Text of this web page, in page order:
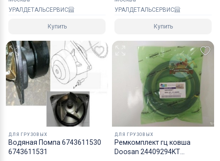
УРАЛДЕТАЛЬСЕРВИС
Купить
УРАЛДЕТАЛЬСЕРВИС
Купить
ДЛЯ ГРУЗОВЫХ
Водяная Помпа 6743611530
6743611531
ДЛЯ ГРУЗОВЫХ
Ремкомплект гц ковша
Doosan 24409294KT